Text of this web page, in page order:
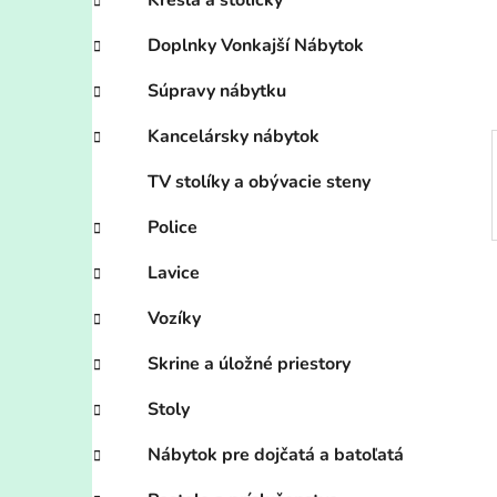
l
Doplnky Vonkajší Nábytok
Súpravy nábytku
Kancelársky nábytok
TV stolíky a obývacie steny
Police
Lavice
Vozíky
Skrine a úložné priestory
Stoly
Nábytok pre dojčatá a batoľatá